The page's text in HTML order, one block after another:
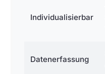
Individualisierbar
Datenerfassung